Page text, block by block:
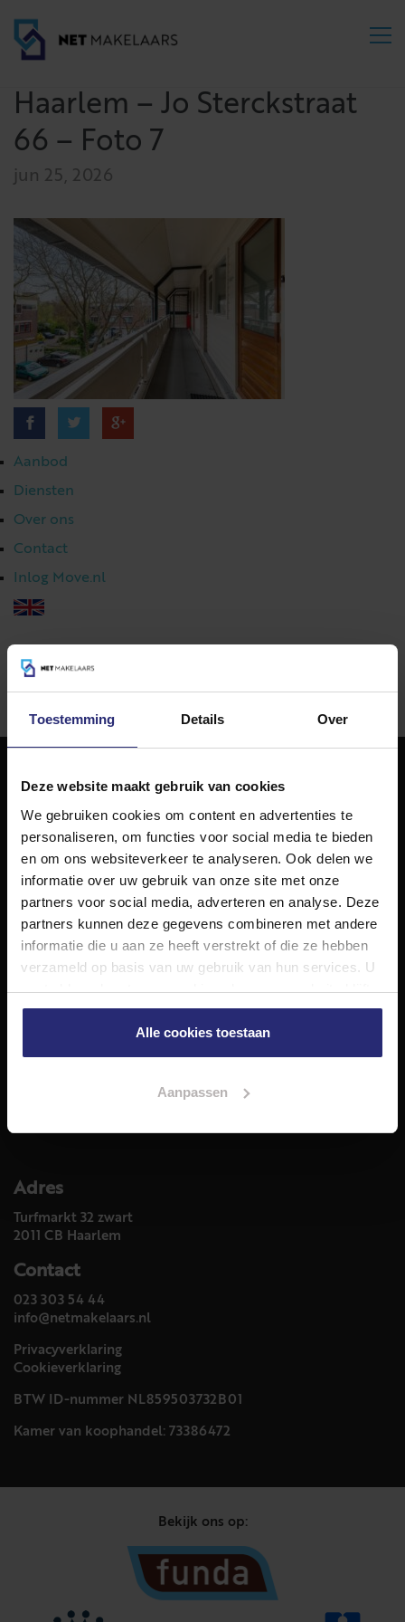
Toestemming Details Over
Deze website maakt gebruik van cookies
We gebruiken cookies om content en advertenties te
personaliseren, om functies voor social media te bieden
en om ons websiteverkeer te analyseren. Ook delen we
informatie over uw gebruik van onze site met onze
partners voor social media, adverteren en analyse. Deze
partners kunnen deze gegevens combineren met andere
informatie die u aan ze heeft verstrekt of die ze hebben
verzameld op basis van uw gebruik van hun services. U
gaat akkoord met onze cookies als u onze website blijft
gebruiken.
Alle cookies toestaan
Aanpassen
Haarlem – Jo Sterckstraat
66 – Foto 7
jun 25, 2026
Aanbod
Diensten
Over ons
Contact
Inlog Move.nl
023 303 54 44
NET Makelaars
NET Makelaars is een modern makelaarskantoor met
decennialange ervaring in het vak en diepgaande kennis
van de huizenmarkt in Haarlem en omstreken.
Volg ons op
Diensten
Aankoop
Meer informatie over
Adres
Turfmarkt 32 zwart
2011 CB Haarlem
Contact
023 303 54 44
info@netmakelaars.nl
Privacyverklaring
Cookieverklaring
BTW ID-nummer NL859503732B01
Kamer van koophandel: 73386472
Bekijk ons op: